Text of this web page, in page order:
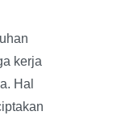
kerja
Hal